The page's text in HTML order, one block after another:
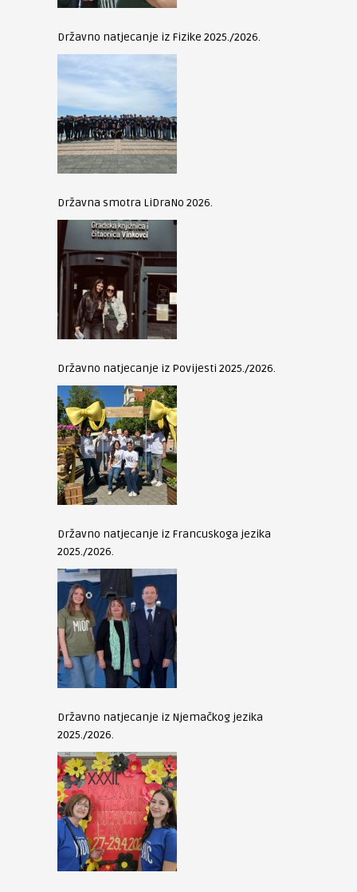
Državno natjecanje iz Fizike 2025./2026.
Državna smotra LiDraNo 2026.
Državno natjecanje iz Povijesti 2025./2026.
Državno natjecanje iz Francuskoga jezika
2025./2026.
Državno natjecanje iz Njemačkog jezika
2025./2026.